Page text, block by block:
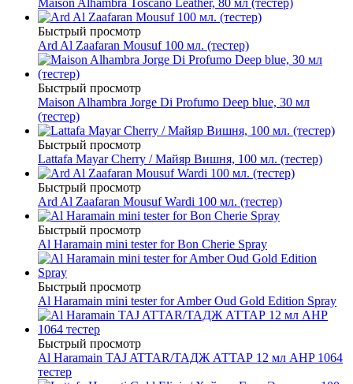
Быстрый просмотр
Ard Al Zaafaran Mousuf 100 мл. (тестер)
Быстрый просмотр
Maison Alhambra Jorge Di Profumo Deep blue, 30 мл
(тестер)
Быстрый просмотр
Lattafa Mayar Cherry / Майяр Вишня, 100 мл. (тестер)
Быстрый просмотр
Ard Al Zaafaran Mousuf Wardi 100 мл. (тестер)
Быстрый просмотр
Al Haramain mini tester for Bon Cherie Spray
Быстрый просмотр
Al Haramain mini tester for Amber Oud Gold Edition Spray
Быстрый просмотр
Al Haramain TAJ ATTAR/ТАДЖ АТТАР 12 мл AHP 1064
тестер